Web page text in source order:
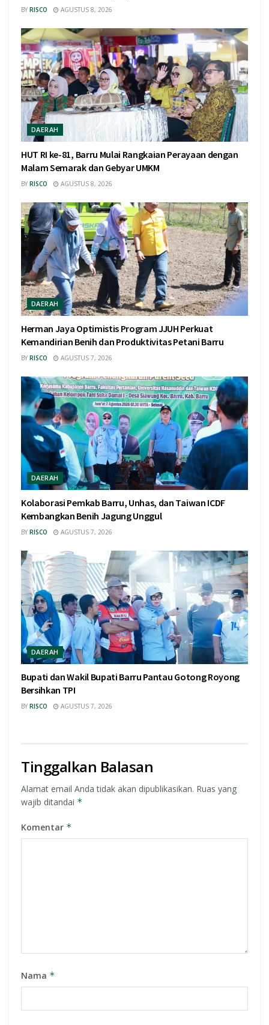
BY RISCO AGUSTUS 8, 2026
DAERAH
HUT RI ke-81, Barru Mulai Rangkaian Perayaan dengan
Malam Semarak dan Gebyar UMKM
BY RISCO AGUSTUS 8, 2026
DAERAH
Herman Jaya Optimistis Program JJUH Perkuat
Kemandirian Benih dan Produktivitas Petani Barru
BY RISCO AGUSTUS 7, 2026
DAERAH
Kolaborasi Pemkab Barru, Unhas, dan Taiwan ICDF
Kembangkan Benih Jagung Unggul
BY RISCO AGUSTUS 7, 2026
DAERAH
Bupati dan Wakil Bupati Barru Pantau Gotong Royong
Bersihkan TPI
BY RISCO AGUSTUS 7, 2026
Tinggalkan Balasan
Alamat email Anda tidak akan dipublikasikan. Ruas yang
wajib ditandai *
Komentar *
Nama *